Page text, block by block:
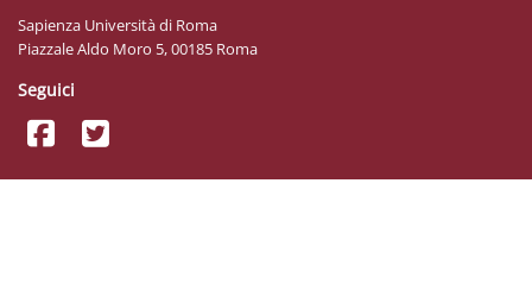
Sapienza Università di Roma
Piazzale Aldo Moro 5, 00185 Roma
Seguici